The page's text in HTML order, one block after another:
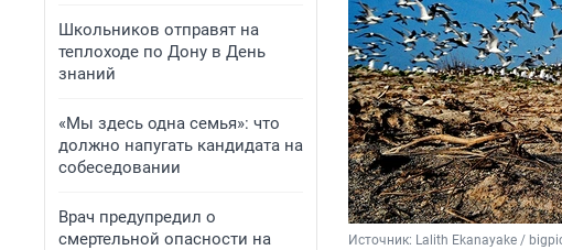
Школьников отправят на
теплоходе по Дону в День
знаний
«Мы здесь одна семья»: что
должно напугать кандидата на
собеседовании
Врач предупредил о
смертельной опасности на
Источник: Lalith Ekanayake /